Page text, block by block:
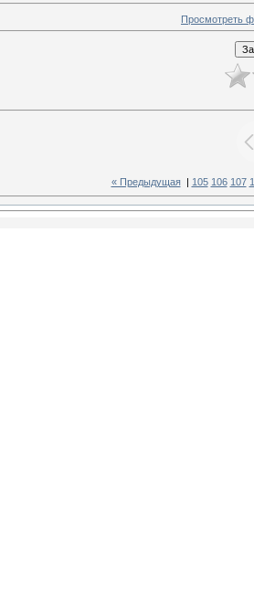
Просмотреть
« Предыдущая| 105 106 107